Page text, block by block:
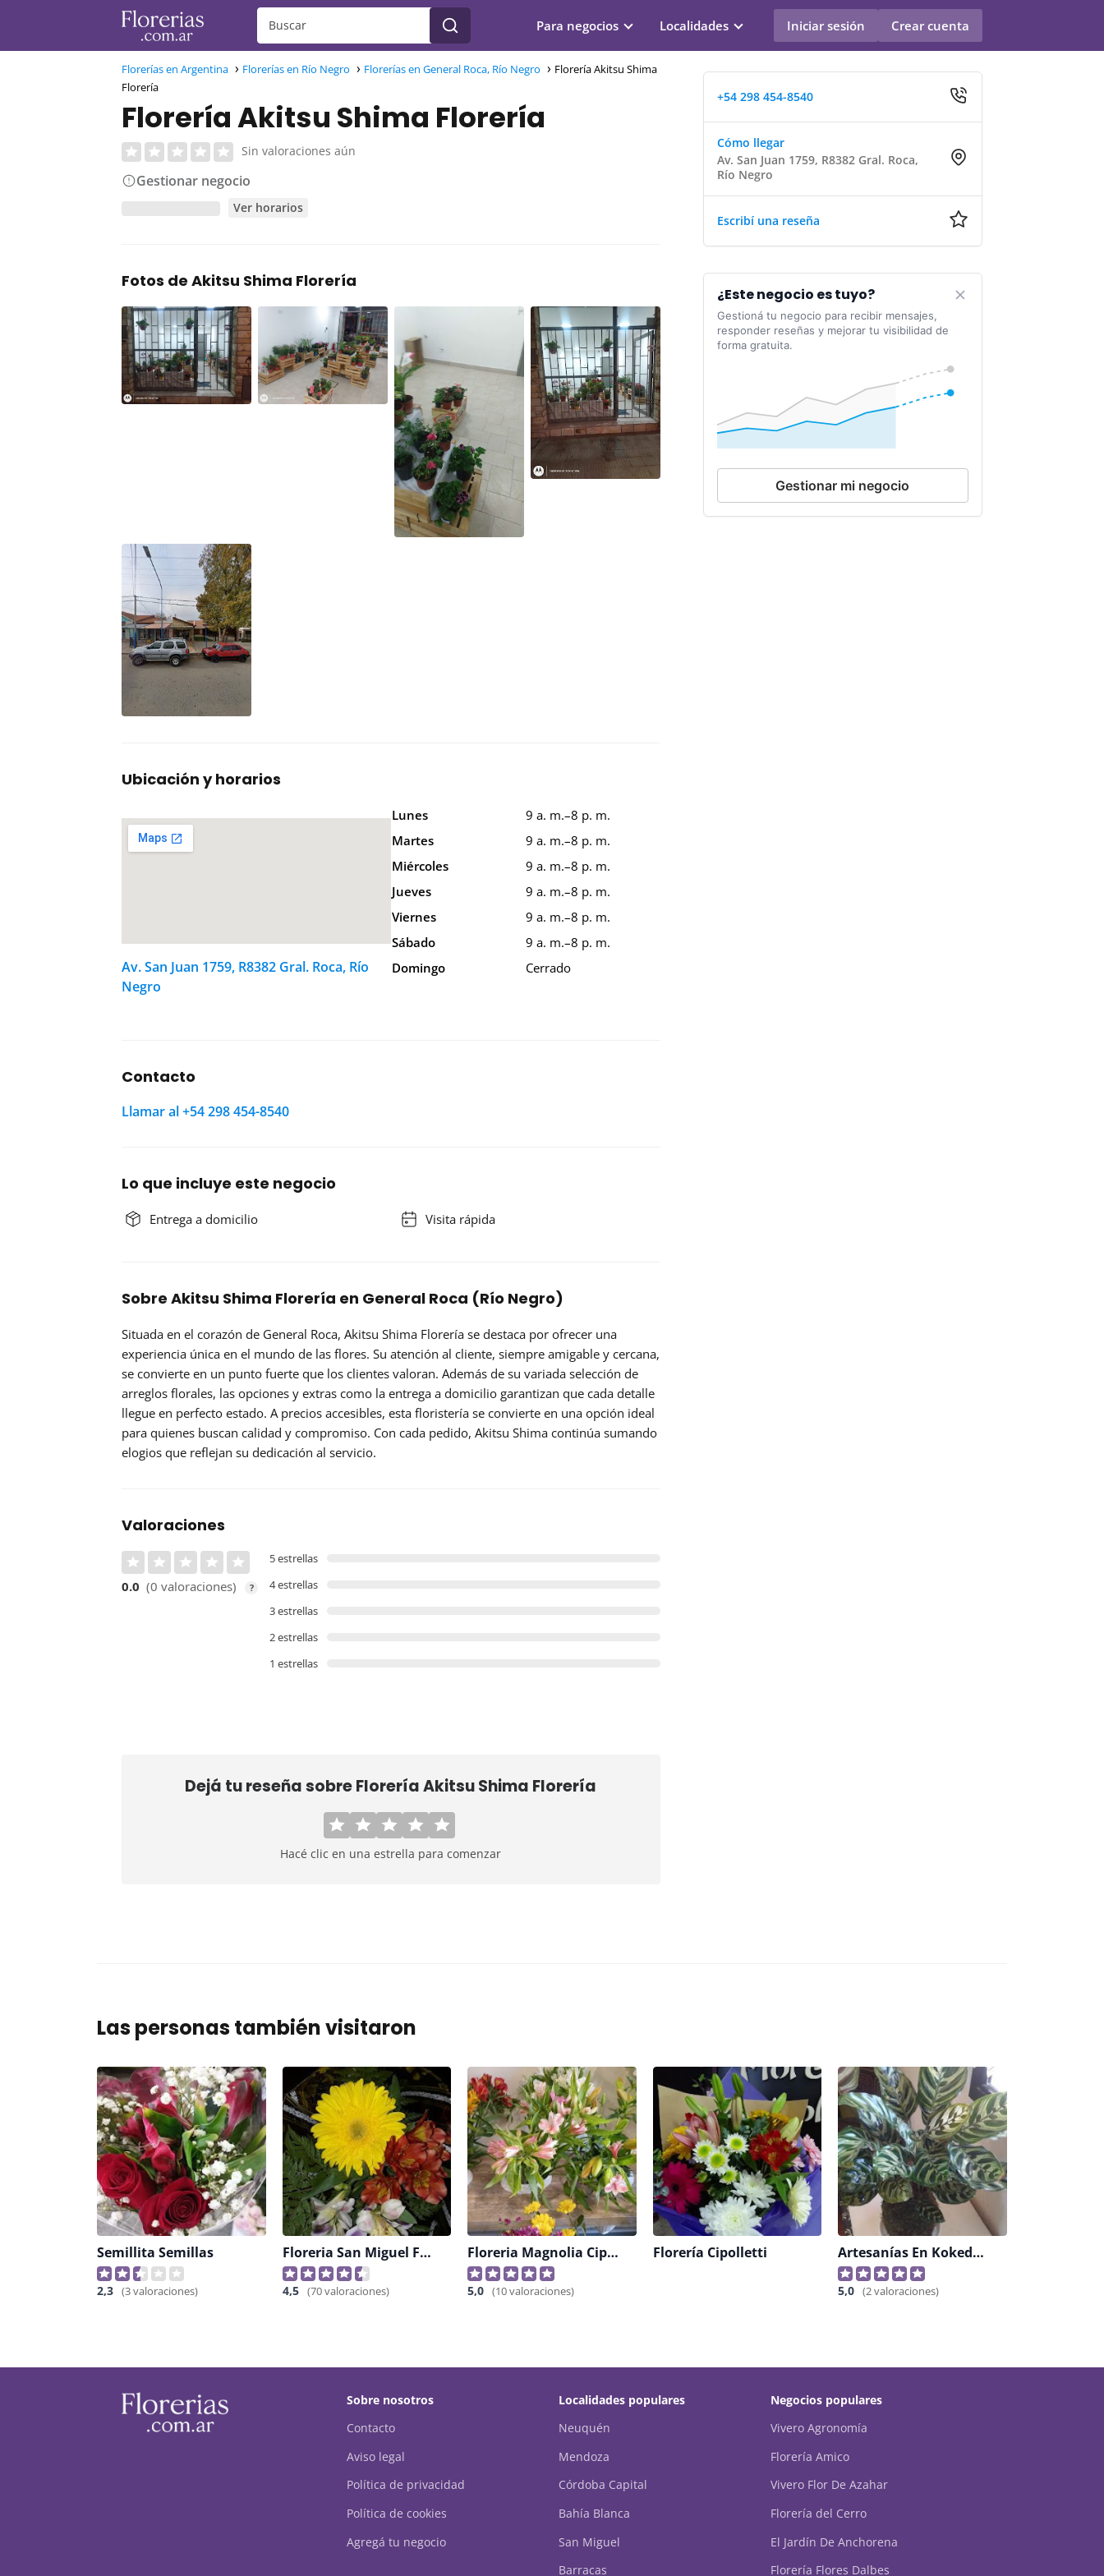
Para negocios Localidades Iniciar sesión Crear cuenta
Florerías en Argentina Florerías en Río Negro Florerías en General Roca, Río Negro
Florería Akitsu Shima
Florería
Florería Akitsu Shima Florería
Sin valoraciones aún
Gestionar negocio
Ver horarios
Fotos de Akitsu Shima Florería
Ubicación y horarios
Av. San Juan 1759, R8382 Gral. Roca, Río
Negro
Lunes
9 a. m.–8 p. m.
Martes
9 a. m.–8 p. m.
Miércoles
9 a. m.–8 p. m.
Jueves
9 a. m.–8 p. m.
Viernes
9 a. m.–8 p. m.
Sábado
9 a. m.–8 p. m.
Domingo
Cerrado
Contacto
Llamar al +54 298 454-8540
Lo que incluye este negocio
Entrega a domicilio Visita rápida
Sobre Akitsu Shima Florería en General Roca (Río Negro)
Situada en el corazón de General Roca, Akitsu Shima Florería se destaca por ofrecer una
experiencia única en el mundo de las flores. Su atención al cliente, siempre amigable y cercana,
se convierte en un punto fuerte que los clientes valoran. Además de su variada selección de
arreglos florales, las opciones y extras como la entrega a domicilio garantizan que cada detalle
llegue en perfecto estado. A precios accesibles, esta floristería se convierte en una opción ideal
para quienes buscan calidad y compromiso. Con cada pedido, Akitsu Shima continúa sumando
elogios que reflejan su dedicación al servicio.
Valoraciones
0.0 (0 valoraciones) ?
5 estrellas
4 estrellas
3 estrellas
2 estrellas
1 estrellas
Dejá tu reseña sobreFlorería Akitsu Shima Florería
Hacé clic en una estrella para comenzar
+54 298 454-8540
Cómo llegar
Av. San Juan 1759, R8382 Gral. Roca,
Río Negro
Escribí una reseña
¿Este negocio es tuyo?
Gestioná tu negocio para recibir mensajes,
responder reseñas y mejorar tu visibilidad de
forma gratuita.
Gestionar mi negocio
Las personas también visitaron
Semillita Semillas
2,3 (3 valoraciones)
Floreria San Miguel Flores Naturales-artificiales-secas
4,5 (70 valoraciones)
Floreria Magnolia Cipolletti
5,0 (10 valoraciones)
Florería Cipolletti Artesanías En Kokedama
5,0 (2 valoraciones)
Sobre nosotros
Contacto
Aviso legal
Política de privacidad
Política de cookies
Agregá tu negocio
Localidades populares
Neuquén
Mendoza
Córdoba Capital
Bahía Blanca
San Miguel
Barracas
Negocios populares
Vivero Agronomía
Florería Amico
Vivero Flor De Azahar
Florería del Cerro
El Jardín De Anchorena
Florería Flores Dalbes